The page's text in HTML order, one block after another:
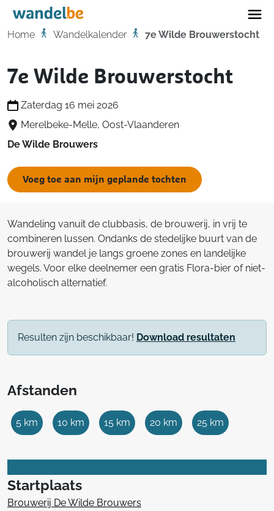
Home
Home Wandelkalender 7e Wilde Brouwerstocht
7e Wilde Brouwerstocht
Zaterdag 16 mei 2026
Merelbeke-Melle, Oost-Vlaanderen
De Wilde Brouwers
Voeg toe aan mijn geplande tochten
Wandeling vanuit de clubbasis, de brouwerij, in vrij te
combineren lussen. Ondanks de stedelijke buurt van de
brouwerij wandel je langs groene zones en landelijke
wegels. Voor elke deelnemer een gratis Flora-bier of niet-
alcoholisch alternatief.
Resulten zijn beschikbaar! Download resultaten
Afstanden
5 km 10 km 15 km 20 km 25 km
Startplaats
Brouwerij De Wilde Brouwers